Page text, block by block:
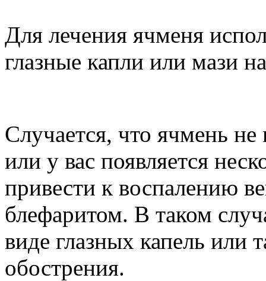
Для лечения ячменя
глазные капли или мази
Случается, что ячмень не
или у вас появляется
привести к воспалению
блефаритом. В таком
виде глазных капель или
обострения.